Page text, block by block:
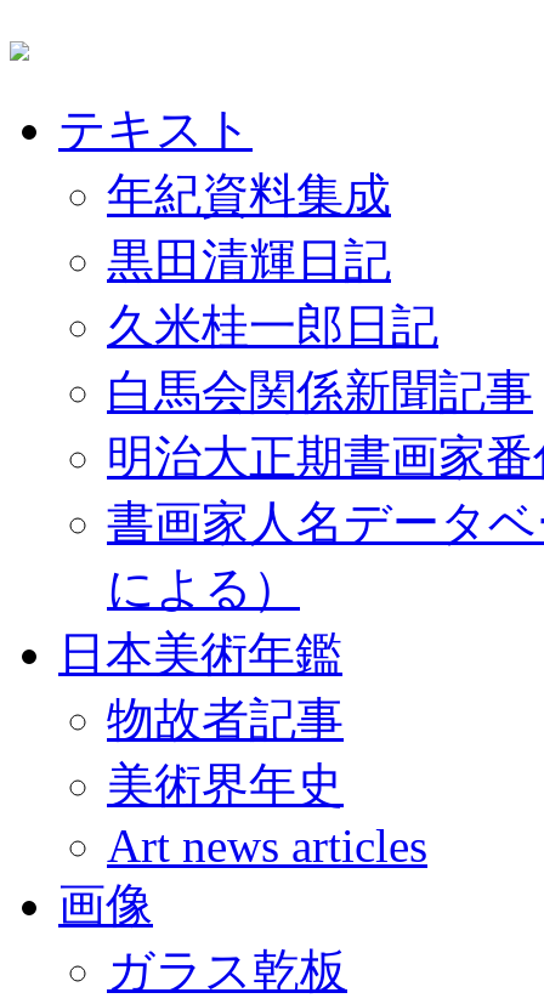
テキスト
年紀資料集成
黒田清輝日記
久米桂一郎日記
白馬会関係新聞記事
明治大正期書画家
書画家人名データ
による）
日本美術年鑑
物故者記事
美術界年史
Art news articles
画像
ガラス乾板